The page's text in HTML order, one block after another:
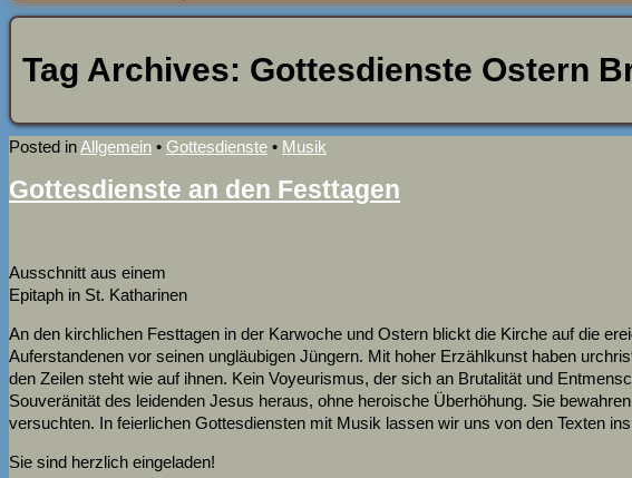
Tag Archives: Gottesdienste Ostern
Posted inAllgemein • Gottesdienste • Musik
Gottesdienste an den Festtagen
Ausschnitt aus einem
Epitaph in St. Katharinen
An den kirchlichen Festtagen in der Karwoche und Ostern blickt die Kirche auf die
Auferstandenen vor seinen ungläubigen Jüngern. Mit hoher Erzählkunst haben
den Zeilen steht wie auf ihnen. Kein Voyeurismus, der sich an Brutalität und
Souveränität des leidenden Jesus heraus, ohne heroische Überhöhung. Sie
versuchten. In feierlichen Gottesdiensten mit Musik lassen wir uns von den Texten
Sie sind herzlich eingeladen!